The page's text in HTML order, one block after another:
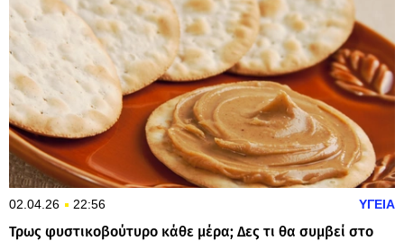
02.04.26 22:56 ΥΓΕΙΑ
Τρως φυστικοβούτυρο κάθε μέρα; Δες τι θα συμβεί στο